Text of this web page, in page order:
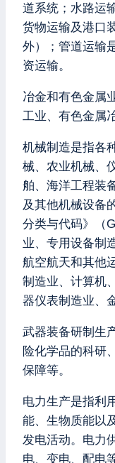
道系统；水路运
货物运输及港口
外）；管道运输
资运输。
冶金和有色金属
工业、有色金属
机械制造是指各
械、农业机械、
舶、海洋工程装
及其他机械设备
分类与代码》（
业、专用设备制
航空航天和其他
制造业、计算机
器仪表制造业、
武器装备研制生
险化学品的科研
保障等。
电力生产是指利
能、生物质能以
发电活动。电力
电、变电、配电